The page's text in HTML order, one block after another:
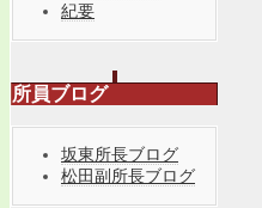
紀要
所員ブログ
坂東所長ブログ
松田副所長ブログ